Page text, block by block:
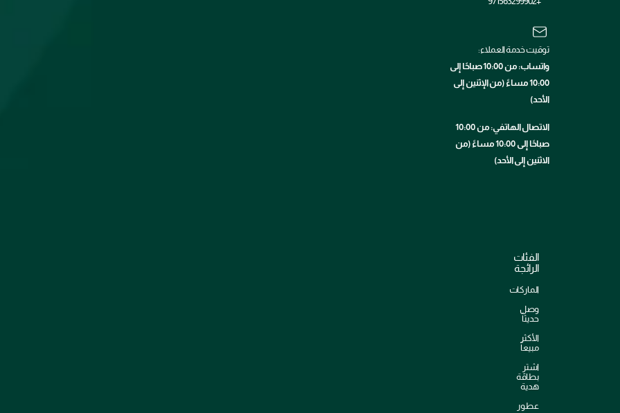
توقيت خدمة العملاء:
واتساب: من 10:00 صباحًا إلى
10:00 مساءً (من الإثنين إلى
الأحد)
الاتصال الهاتفي: من 10:00
صباحًا إلى 10:00 مساءً (من
الاثنين إلى الأحد)
الفئات
الرائجة
الماركات
وصل
حديثاً
الأكثر
مبيعاً
اشترِ
بطاقة
هدية
عطور